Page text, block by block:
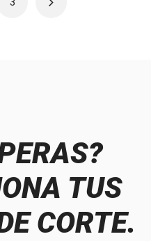
TUS
CORTE.